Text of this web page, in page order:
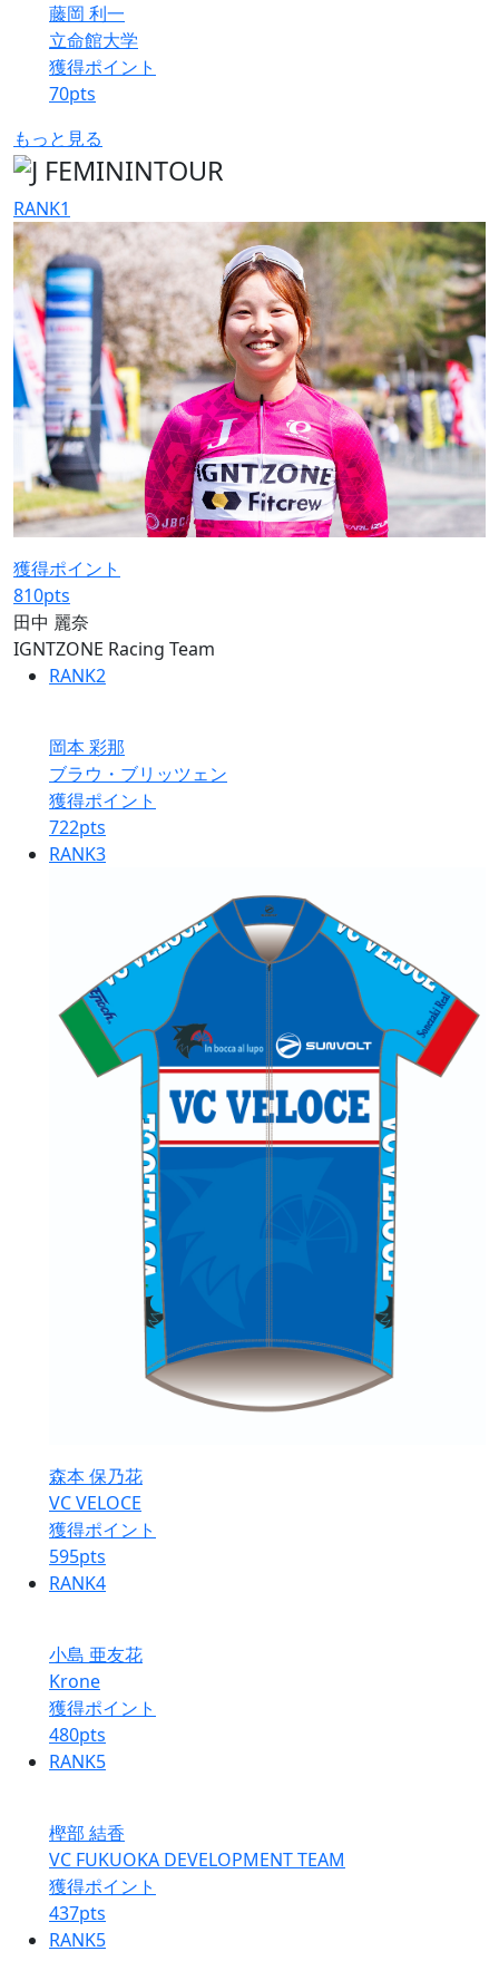
藤岡 利一
立命館大学
獲得ポイント
70pts
もっと見る
RANK1
獲得ポイント
810pts
田中 麗奈
IGNTZONE Racing Team
RANK2
岡本 彩那
ブラウ・ブリッツェン
獲得ポイント
722pts
RANK3
森本 保乃花
VC VELOCE
獲得ポイント
595pts
RANK4
小島 亜友花
Krone
獲得ポイント
480pts
RANK5
樫部 結香
VC FUKUOKA DEVELOPMENT TEAM
獲得ポイント
437pts
RANK5